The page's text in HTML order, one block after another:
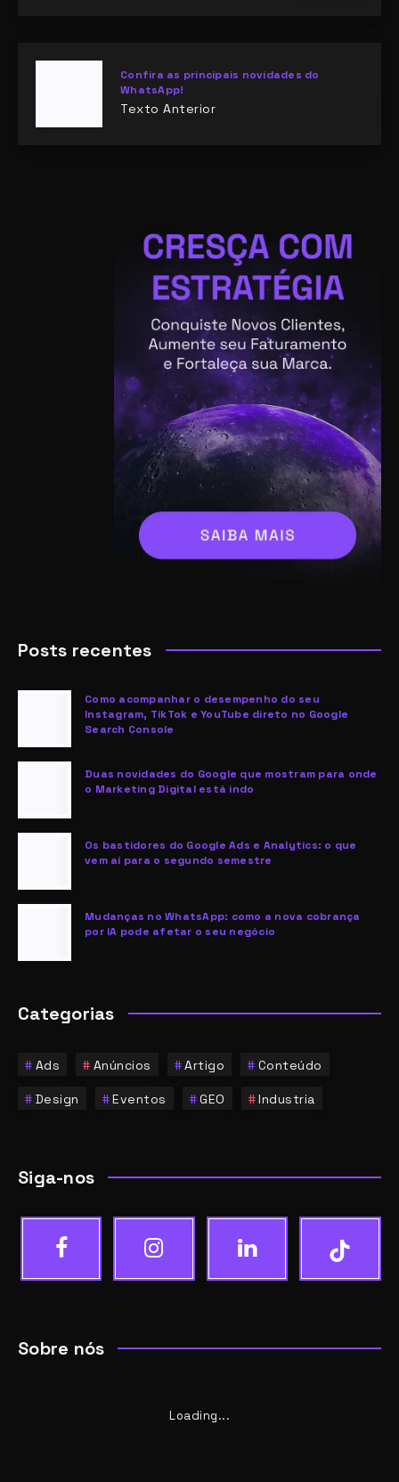
Confira as principais novidades do
WhatsApp!
Texto Anterior
Posts recentes
Como acompanhar o desempenho do seu
Instagram, TikTok e YouTube direto no Google
Search Console
Duas novidades do Google que mostram para onde
o Marketing Digital está indo
Os bastidores do Google Ads e Analytics: o que
vem aí para o segundo semestre
Mudanças no WhatsApp: como a nova cobrança
por IA pode afetar o seu negócio
Categorias
Ads Anúncios Artigo Conteúdo
Design Eventos GEO Industria
Siga-nos
Sobre nós
Loading...